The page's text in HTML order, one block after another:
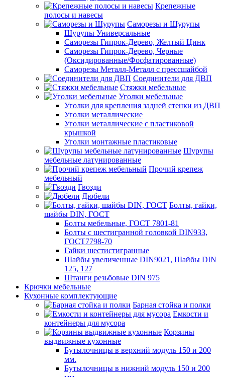
Крепежные
полосы и навесы
Саморезы и Шурупы
Шурупы Универсальные
Саморезы Гипрок-Дерево, Желтый Цинк
Саморезы Гипрок-Дерево, Черные
(Оксидированные/Фосфатированные)
Саморезы Металл-Металл с прессшайбой
Соединители для ДВП
Стяжки мебельные
Уголки мебельные
Уголки для крепления задней стенки из ДВП
Уголки металлические
Уголки металлические с пластиковой
крышкой
Уголки монтажные пластиковые
Шурупы
мебельные латунированные
Прочий крепеж
мебельный
Гвозди
Дюбели
Болты, гайки,
шайбы DIN, ГОСТ
Болты мебельные, ГОСТ 7801-81
Болты с шестигранной головкой DIN933,
ГОСТ7798-70
Гайки шестистигранные
Шайбы увеличенные DIN9021, Шайбы DIN
125, 127
Штанги резьбовые DIN 975
Крючки мебельные
Кухонные комплектующие
Барная стойка и полки
Емкости и
контейнеры для мусора
Корзины
выдвижные кухонные
Бутылочницы в верхний модуль 150 и 200
мм.
Бутылочницы в нижний модуль 150 и 200